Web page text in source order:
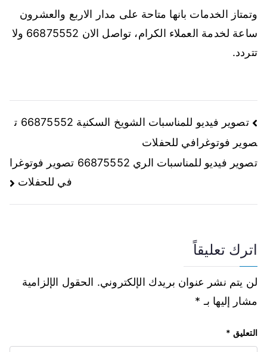
وتمتاز الخدمات بانها متاحة على مدار الاربع والعشرون
ساعة لخدمة العملاء الكرام، تواصل الان 66875552 ولا
تتردد.
تصوير فيديو للمناسبات الشويخ السكنية 66875552 ت
صوير فوتوغرافي للحفلات
تصوير فيديو للمناسبات الري 66875552 تصوير فوتوغرا
في للحفلات
اترك تعليقاً
لن يتم نشر عنوان بريدك الإلكتروني. الحقول الإلزامية
مشار إليها بـ *
التعليق *